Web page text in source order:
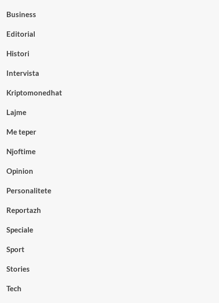
Business
Editorial
Histori
Intervista
Kriptomonedhat
Lajme
Me teper
Njoftime
Opinion
Personalitete
Reportazh
Speciale
Sport
Stories
Tech